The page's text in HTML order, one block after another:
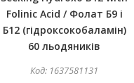
Folinic Acid / Фолат Б9 і
Б12 (гідроксокобаламін)
60 льодяників
1637581131